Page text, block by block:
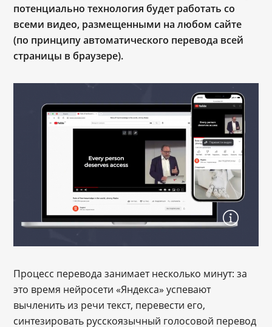
потенциально технология будет работать со
всеми видео, размещенными на любом сайте
(по принципу автоматического перевода всей
страницы в браузере).
Процесс перевода занимает несколько минут: за
это время нейросети «Яндекса» успевают
вычленить из речи текст, перевести его,
синтезировать русскоязычный голосовой перевод